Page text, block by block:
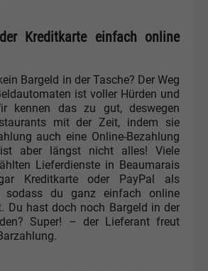
Kreditkarte einfach online
Bargeld in der Tasche? Der Weg
ist voller Hürden und
kennen das zu gut, deswegen
mit der Zeit, indem sie
auch eine Online-Bezahlung
aber längst nicht alles! Viele
Lieferdienste in Beaumarais
Kreditkarte oder PayPal als
sodass du ganz einfach online
Du hast doch noch Bargeld in der
Super! – der Lieferant freut